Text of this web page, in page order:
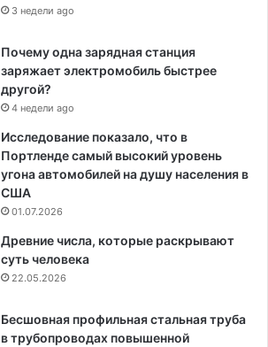
3 недели ago
Почему одна зарядная станция
заряжает электромобиль быстрее
другой?
4 недели ago
Исследование показало, что в
Портленде самый высокий уровень
угона автомобилей на душу населения в
США
01.07.2026
Древние числа, которые раскрывают
суть человека
22.05.2026
Бесшовная профильная стальная труба
в трубопроводах повышенной